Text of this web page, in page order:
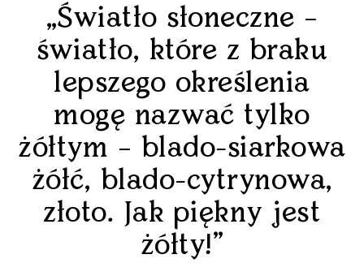
„Światło słoneczne –
światło, które z braku
lepszego określenia
mogę nazwać tylko
żółtym – blado-siarkowa
żółć, blado-cytrynowa,
złoto. Jak piękny jest
żółty!”